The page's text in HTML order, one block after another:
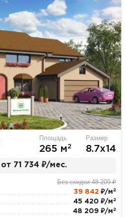
Площадь
265 м2
Размер
8.7х14
от 71 734 ₽/мес.
Без скидки 48 209 ₽
39 842 ₽/м 2
45 420 ₽/м 2
48 209 ₽/м 2